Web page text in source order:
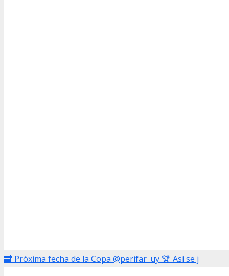
🔜 Próxima fecha de la Copa @perifar_uy 🏆 Así se j